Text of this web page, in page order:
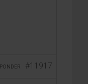
#11917